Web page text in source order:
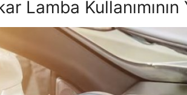
Lamba Kullanımının